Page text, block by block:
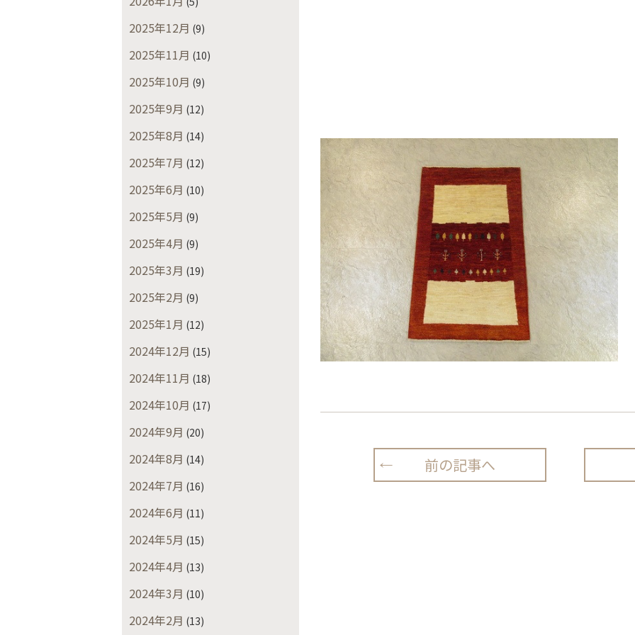
2025年12月 (9)
2025年11月 (10)
2025年10月 (9)
2025年9月 (12)
2025年8月 (14)
2025年7月 (12)
2025年6月 (10)
2025年5月 (9)
2025年4月 (9)
2025年3月 (19)
2025年2月 (9)
2025年1月 (12)
2024年12月 (15)
2024年11月 (18)
2024年10月 (17)
2024年9月 (20)
2024年8月 (14)
2024年7月 (16)
2024年6月 (11)
2024年5月 (15)
2024年4月 (13)
2024年3月 (10)
2024年2月 (13)
前の記事へ